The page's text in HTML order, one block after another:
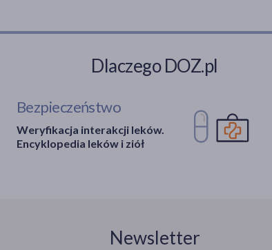
Dlaczego DOZ.pl
Bezpieczeństwo
Weryfikacja interakcji leków.
Encyklopedia leków i ziół
Newsletter